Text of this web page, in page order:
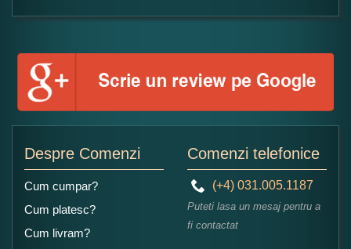
Formular pareri client
Numele dumneavoastra:
Despre Comenzi
Cum cumpar?
Cum platesc?
Cum livram?
Comenzi telefonice
(+4) 031.005.1187
Puteti lasa un mesaj pentru a
fi contactat